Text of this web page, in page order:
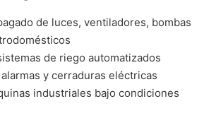
de luces, ventiladores, bombas
de riego automatizados
y cerraduras eléctricas
industriales bajo condiciones